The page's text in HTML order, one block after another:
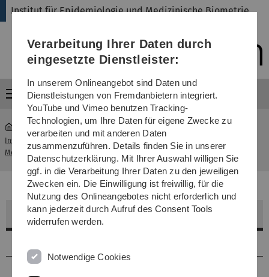
Direkt
Direkt
Direkt
(Sprache,
Drucken,
Media)
Direkt
Direkt
Institut für Epidemiologie und Medizinische Biometrie
Menü
Institut für Epidemiologie und
Medizinische Biometrie
...
Dr. biol. hum. Stefanie Braig, M.A.
Verarbeitung Ihrer Daten durch
eingesetzte Dienstleister:
In unserem Onlineangebot sind Daten und
Dienstleistungen von Fremdanbietern integriert.
YouTube und Vimeo benutzen Tracking-
Technologien, um Ihre Daten für eigene Zwecke zu
verarbeiten und mit anderen Daten
zusammenzuführen. Details finden Sie in unserer
Datenschutzerklärung. Mit Ihrer Auswahl willigen Sie
ggf. in die Verarbeitung Ihrer Daten zu den jeweiligen
Zwecken ein. Die Einwilligung ist freiwillig, für die
Nutzung des Onlineangebotes nicht erforderlich und
kann jederzeit durch Aufruf des Consent Tools
widerrufen werden.
Notwendige Cookies